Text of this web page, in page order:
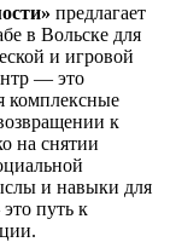
предлагает
в Вольске для
и игровой
— это
комплексные
к
на снятии
и навыки для
путь к